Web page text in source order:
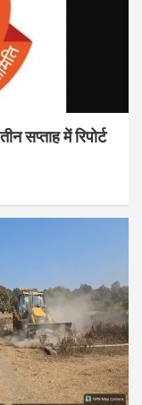
सप्ताह में रिपोर्ट